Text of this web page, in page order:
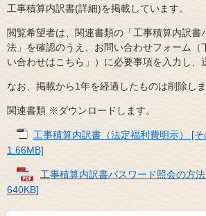
工事積算内訳書(詳細)を掲載しています。
閲覧希望者は、関連書類の「工事積算内訳書
法」を確認のうえ、お問い合わせフォーム（
い合わせはこちら」）に必要事項を入力し、
なお、掲載から1年を経過したものは削除しま
関連書類 ※ダウンロードします。
工事積算内訳書（法定福利費明示） [
1.66MB]
工事積算内訳書パスワード照会の方
640KB]